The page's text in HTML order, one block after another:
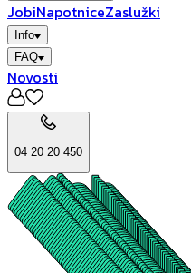
JobiNapotniceZaslužki
Info
FAQ
Novosti
04 20 20 450